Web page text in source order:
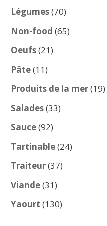
produits
Légumes 7070
produits
Non-food 6565
Oeufs 2121
Pâte 1111
produits
Produits de la mer 1919
Salades 3333
Sauce 9292
produits
Tartinable 2424
Traiteur 3737
Viande 3131
produits
Yaourt 130130